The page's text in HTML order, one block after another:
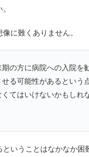
に難くありません。
期の方に病院への入院を
る可能性があるという
てはいけないかもしれ
いうことはなかなか困